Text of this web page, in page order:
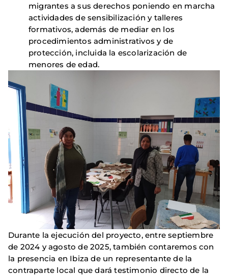
migrantes a sus derechos poniendo en marcha
actividades de sensibilización y talleres
formativos, además de mediar en los
procedimientos administrativos y de
protección, incluida la escolarización de
menores de edad.
Durante la ejecución del proyecto, entre septiembre
de 2024 y agosto de 2025, también contaremos con
la presencia en Ibiza de un representante de la
contraparte local que dará testimonio directo de la